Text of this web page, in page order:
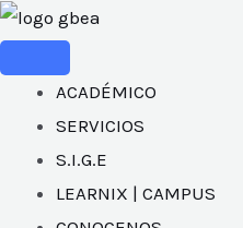
Ir
al
contenidoACADÉMICO
SERVICIOS
S.I.G.E
LEARNIX | CAMPUS